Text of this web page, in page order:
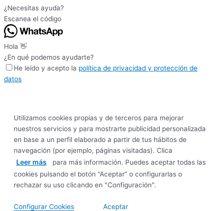
¿Necesitas ayuda?
Escanea el código
Hola 👋
¿En qué podemos ayudarte?
He leído y acepto la política de privacidad y protección de
datos
Utilizamos cookies propias y de terceros para mejorar
nuestros servicios y para mostrarte publicidad personalizada
en base a un perfil elaborado a partir de tus hábitos de
navegación (por ejemplo, páginas visitadas). Clica
Leer más
para más información. Puedes aceptar todas las
cookies pulsando el botón “Aceptar” o configurarlas o
rechazar su uso clicando en "Configuración".
Configurar Cookies Aceptar